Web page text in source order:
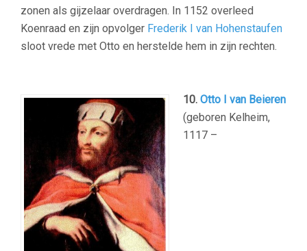
zonen als gijzelaar overdragen. In 1152 overleed
Koenraad en zijn opvolger Frederik I van Hohenstaufen
sloot vrede met Otto en herstelde hem in zijn rechten.
10. Otto I van Beieren
(geboren Kelheim,
1117 –